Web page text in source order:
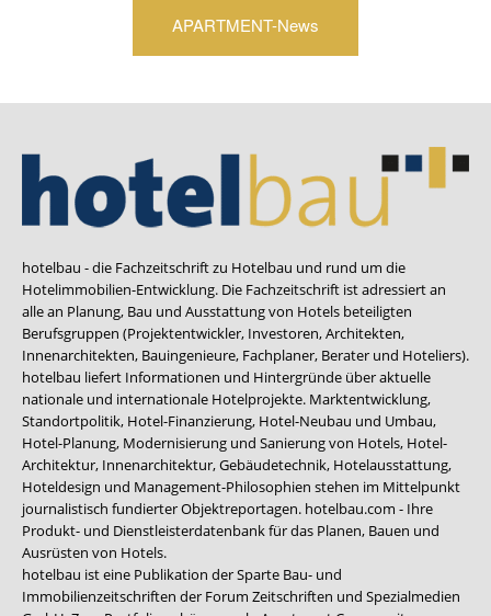
APARTMENT-News
hotelbau - die Fachzeitschrift zu Hotelbau und rund um die
Hotelimmobilien-Entwicklung. Die Fachzeitschrift ist adressiert an
alle an Planung, Bau und Ausstattung von Hotels beteiligten
Berufsgruppen (Projektentwickler, Investoren, Architekten,
Innenarchitekten, Bauingenieure, Fachplaner, Berater und Hoteliers).
hotelbau liefert Informationen und Hintergründe über aktuelle
nationale und internationale Hotelprojekte. Marktentwicklung,
Standortpolitik, Hotel-Finanzierung, Hotel-Neubau und Umbau,
Hotel-Planung, Modernisierung und Sanierung von Hotels, Hotel-
Architektur, Innenarchitektur, Gebäudetechnik, Hotelausstattung,
Hoteldesign und Management-Philosophien stehen im Mittelpunkt
journalistisch fundierter Objektreportagen. hotelbau.com - Ihre
Produkt- und Dienstleisterdatenbank für das Planen, Bauen und
Ausrüsten von Hotels.
hotelbau ist eine Publikation der Sparte Bau- und
Immobilienzeitschriften der Forum Zeitschriften und Spezialmedien